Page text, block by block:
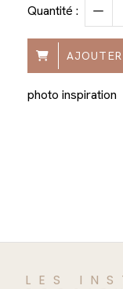
Quantité :
photo inspiration
LES